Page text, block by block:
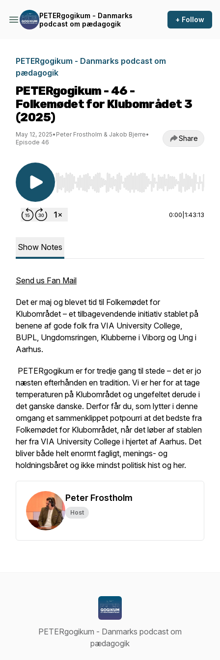
PETERgogikum - Danmarks
podcast om pædagogik
+ Follow
PETERgogikum - Danmarks podcast om
pædagogik
PETERgogikum - 46 -
Folkemødet for Klubområdet 3
(2025)
May 12, 2025• Peter Frostholm & Jakob Bjerre•
Episode 46
Share
Use Left/Right to seek, Home/End to jump to
0:00 1:43:13
Show Notes
Send us Fan Mail
Det er maj og blevet tid til Folkemødet for
Klubområdet – et tilbagevendende initiativ stablet på
benene af gode folk fra VIA University College,
BUPL, Ungdomsringen, Klubberne i Viborg og Ung i
Aarhus.
PETERgogikum er for tredje gang til stede – det er jo
næsten efterhånden en tradition. Vi er her for at tage
temperaturen på Klubområdet og ungefeltet derude i
det ganske danske. Derfor får du, som lytter i denne
omgang et sammenklippet potpourri at det bedste fra
Folkemødet for Klubområdet, når det løber af stablen
her fra VIA University College i hjertet af Aarhus. Det
bliver både helt enormt fagligt, menings- og
holdningsbåret og ikke mindst politisk hist og her.
Peter Frostholm
Host
PETERgogikum - Danmarks podcast om
pædagogik